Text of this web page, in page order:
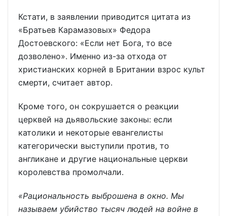
Кстати, в заявлении приводится цитата из
«Братьев Карамазовых» Федора
Достоевского: «Если нет Бога, то все
дозволено». Именно из-за отхода от
христианских корней в Британии взрос культ
смерти, считает автор.
Кроме того, он сокрушается о реакции
церквей на дьявольские законы: если
католики и некоторые евангелисты
категорически выступили против, то
англикане и другие национальные церкви
королевства промолчали.
«Рациональность выброшена в окно. Мы
называем убийство тысяч людей на войне в